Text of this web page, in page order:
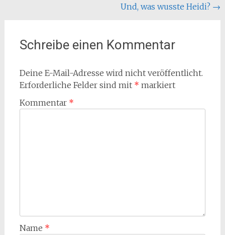
Und, was wusste Heidi? →
Schreibe einen Kommentar
Deine E-Mail-Adresse wird nicht veröffentlicht.
Erforderliche Felder sind mit * markiert
Kommentar *
Name *